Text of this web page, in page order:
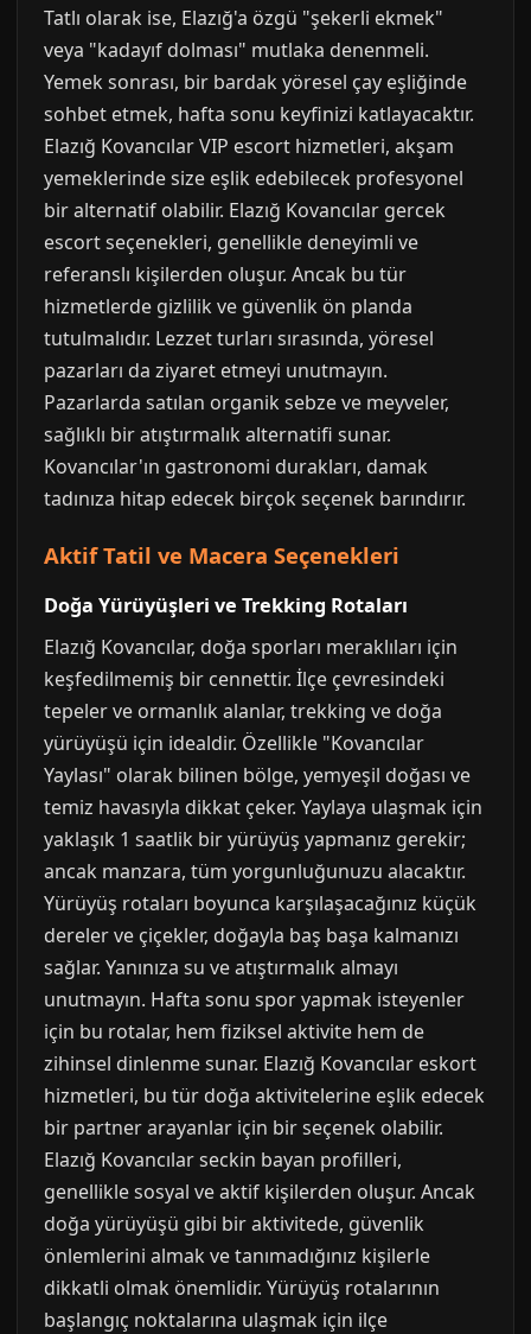
Tatlı olarak ise, Elazığ'a özgü "şekerli ekmek"
veya "kadayıf dolması" mutlaka denenmeli.
Yemek sonrası, bir bardak yöresel çay eşliğinde
sohbet etmek, hafta sonu keyfinizi katlayacaktır.
Elazığ Kovancılar VIP escort hizmetleri, akşam
yemeklerinde size eşlik edebilecek profesyonel
bir alternatif olabilir. Elazığ Kovancılar gercek
escort seçenekleri, genellikle deneyimli ve
referanslı kişilerden oluşur. Ancak bu tür
hizmetlerde gizlilik ve güvenlik ön planda
tutulmalıdır. Lezzet turları sırasında, yöresel
pazarları da ziyaret etmeyi unutmayın.
Pazarlarda satılan organik sebze ve meyveler,
sağlıklı bir atıştırmalık alternatifi sunar.
Kovancılar'ın gastronomi durakları, damak
tadınıza hitap edecek birçok seçenek barındırır.
Aktif Tatil ve Macera Seçenekleri
Doğa Yürüyüşleri ve Trekking Rotaları
Elazığ Kovancılar, doğa sporları meraklıları için
keşfedilmemiş bir cennettir. İlçe çevresindeki
tepeler ve ormanlık alanlar, trekking ve doğa
yürüyüşü için idealdir. Özellikle "Kovancılar
Yaylası" olarak bilinen bölge, yemyeşil doğası ve
temiz havasıyla dikkat çeker. Yaylaya ulaşmak için
yaklaşık 1 saatlik bir yürüyüş yapmanız gerekir;
ancak manzara, tüm yorgunluğunuzu alacaktır.
Yürüyüş rotaları boyunca karşılaşacağınız küçük
dereler ve çiçekler, doğayla baş başa kalmanızı
sağlar. Yanınıza su ve atıştırmalık almayı
unutmayın. Hafta sonu spor yapmak isteyenler
için bu rotalar, hem fiziksel aktivite hem de
zihinsel dinlenme sunar. Elazığ Kovancılar eskort
hizmetleri, bu tür doğa aktivitelerine eşlik edecek
bir partner arayanlar için bir seçenek olabilir.
Elazığ Kovancılar seckin bayan profilleri,
genellikle sosyal ve aktif kişilerden oluşur. Ancak
doğa yürüyüşü gibi bir aktivitede, güvenlik
önlemlerini almak ve tanımadığınız kişilerle
dikkatli olmak önemlidir. Yürüyüş rotalarının
başlangıç noktalarına ulaşmak için ilçe